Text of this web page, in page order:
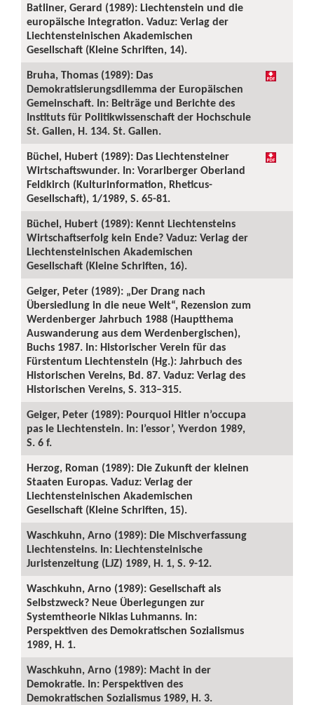
Batliner, Gerard (1989): Liechtenstein und die
europäische Integration. Vaduz: Verlag der
Liechtensteinischen Akademischen
Gesellschaft (Kleine Schriften, 14).
Bruha, Thomas (1989): Das
Demokratisierungsdilemma der Europäischen
Gemeinschaft. In: Beiträge und Berichte des
Instituts für Politikwissenschaft der Hochschule
St. Gallen, H. 134. St. Gallen.
Büchel, Hubert (1989): Das Liechtensteiner
Wirtschaftswunder. In: Vorarlberger Oberland
Feldkirch (Kulturinformation, Rheticus-
Gesellschaft), 1/1989, S. 65-81.
Büchel, Hubert (1989): Kennt Liechtensteins
Wirtschaftserfolg kein Ende? Vaduz: Verlag der
Liechtensteinischen Akademischen
Gesellschaft (Kleine Schriften, 16).
Geiger, Peter (1989): „Der Drang nach
Übersiedlung in die neue Welt“, Rezension zum
Werdenberger Jahrbuch 1988 (Hauptthema
Auswanderung aus dem Werdenbergischen),
Buchs 1987. In: Historischer Verein für das
Fürstentum Liechtenstein (Hg.): Jahrbuch des
Historischen Vereins, Bd. 87. Vaduz: Verlag des
Historischen Vereins, S. 313–315.
Geiger, Peter (1989): Pourquoi Hitler n’occupa
pas le Liechtenstein. In: l’essor’, Yverdon 1989,
S. 6 f.
Herzog, Roman (1989): Die Zukunft der kleinen
Staaten Europas. Vaduz: Verlag der
Liechtensteinischen Akademischen
Gesellschaft (Kleine Schriften, 15).
Waschkuhn, Arno (1989): Die Mischverfassung
Liechtensteins. In: Liechtensteinische
Juristenzeitung (LJZ) 1989, H. 1, S. 9-12.
Waschkuhn, Arno (1989): Gesellschaft als
Selbstzweck? Neue Überlegungen zur
Systemtheorie Niklas Luhmanns. In:
Perspektiven des Demokratischen Sozialismus
1989, H. 1.
Waschkuhn, Arno (1989): Macht in der
Demokratie. In: Perspektiven des
Demokratischen Sozialismus 1989, H. 3.